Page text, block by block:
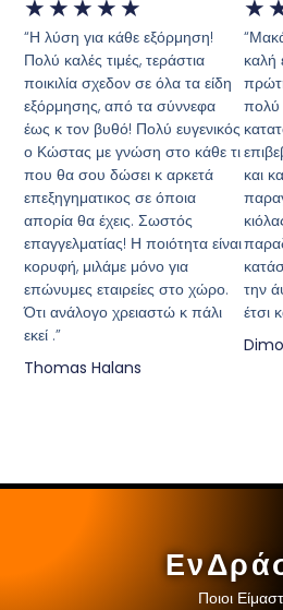
★ ★ ★ ★ ★
“Η λύση για κάθε εξόρμηση!
Πολύ καλές τιμές, τεράστια
ποικιλία σχεδον σε όλα τα είδη
εξόρμησης, από τα σύννεφα
έως κ τον βυθό! Πολύ ευγενικός
ο Κώστας με γνώση στο κάθε τι
που θα σου δώσει κ αρκετά
επεξηγηματικος σε όποια
απορία θα έχεις. Σωστός
επαγγελματίας! Η ποιότητα είναι
κορυφή, μιλάμε μόνο για
επώνυμες εταιρείες στο χώρο.
Ότι ανάλογο χρειαστώ κ πάλι
εκεί .”
Thomas Halans
★
καλή
πολύ
και
την
έτσι
Ποιοι